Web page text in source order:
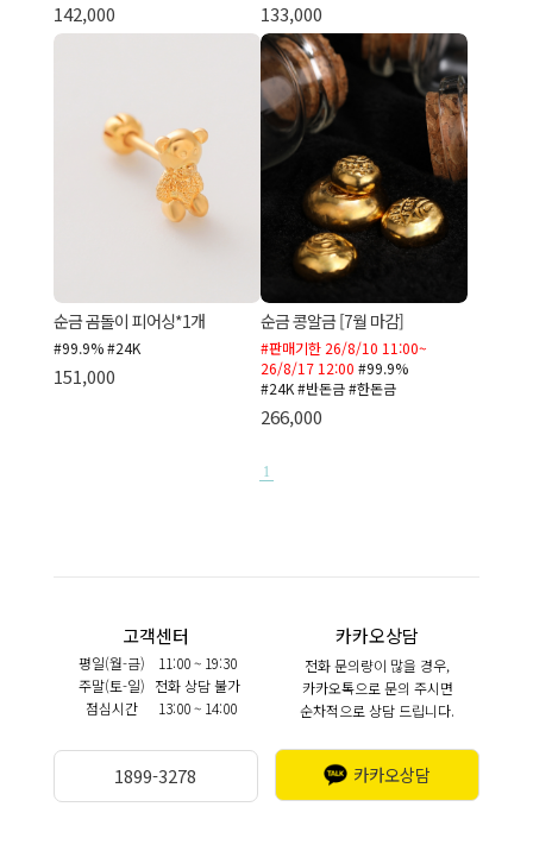
142,000 133,000
순금 곰돌이 피어싱*1개
#99.9% #24K
151,000
순금 콩알금 [7월 마감]
#판매기한 26/8/10 11:00~
26/8/17 12:00 #99.9%
#24K #반돈금 #한돈금
266,000
1
고객센터
평일(월-금)
주말(토-일)
점심시간
11:00 ~ 19:30
전화 상담 불가
13:00 ~ 14:00
1899-3278
카카오상담
전화 문의량이 많을 경우,
카카오톡으로 문의 주시면
순차적으로 상담 드립니다.
카카오상담